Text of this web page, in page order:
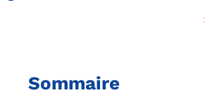
Sommaire